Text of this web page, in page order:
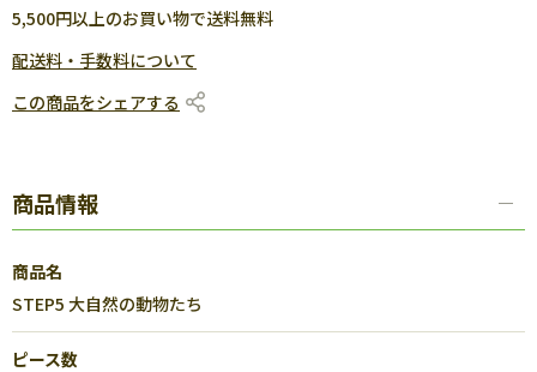
5,500円以上のお買い物で送料無料
配送料・手数料について
この商品をシェアする
商品情報
商品名
STEP5 大自然の動物たち
ピース数